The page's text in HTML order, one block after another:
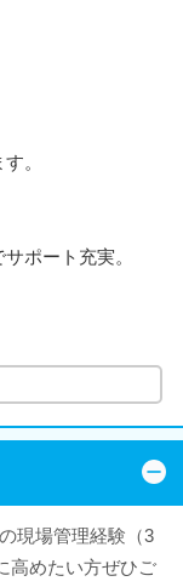
。
ポート充実。
現場管理経験（3
高めたい方ぜひご